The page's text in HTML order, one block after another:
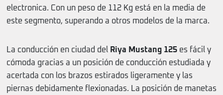
electronica. Con un peso de 112 Kg está en la media de
este segmento, superando a otros modelos de la marca.
La conducción en ciudad del Riya Mustang 125 es fácil y
cómoda gracias a un posición de conducción estudiada y
acertada con los brazos estirados ligeramente y las
piernas debidamente flexionadas. La posición de manetas